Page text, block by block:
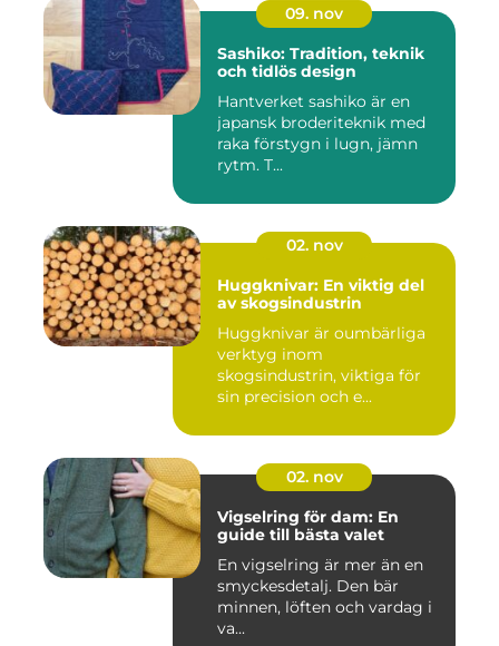
09. nov
Sashiko: Tradition, teknik
och tidlös design
Hantverket sashiko är en
japansk broderiteknik med
raka förstygn i lugn, jämn
rytm. T...
02. nov
Huggknivar: En viktig del
av skogsindustrin
Huggknivar är oumbärliga
verktyg inom
skogsindustrin, viktiga för
sin precision och e...
02. nov
Vigselring för dam: En
guide till bästa valet
En vigselring är mer än en
smyckesdetalj. Den bär
minnen, löften och vardag i
va...